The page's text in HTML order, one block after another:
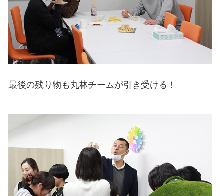
最後の残り物も丸林チームが引き受ける！